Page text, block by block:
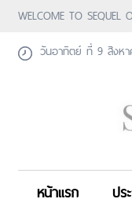
WELCOME TO SEQUEL
วันอาทิตย์ ที่ 9 สิงหา
หน้าแรก ปร